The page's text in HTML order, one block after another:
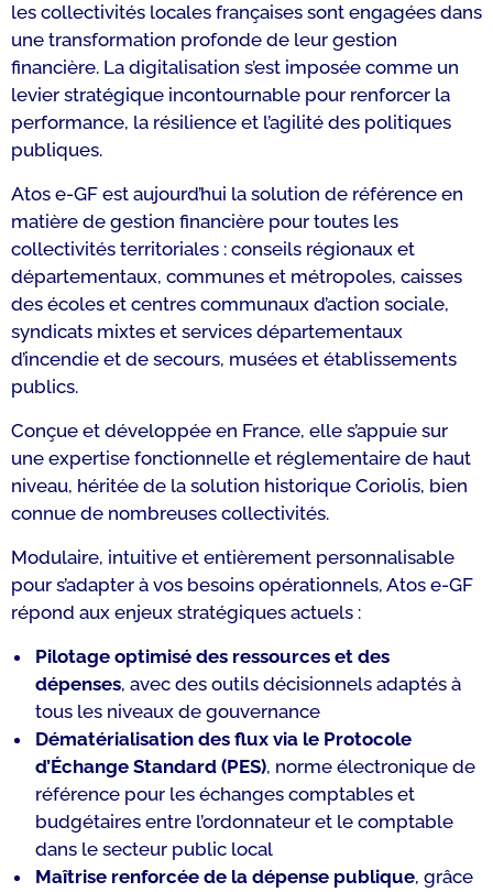
les collectivités locales françaises sont engagées dans
une transformation profonde de leur gestion
financière. La digitalisation s’est imposée comme un
levier stratégique incontournable pour renforcer la
performance, la résilience et l’agilité des politiques
publiques.
Atos e-GF est aujourd’hui la solution de référence en
matière de gestion financière pour toutes les
collectivités territoriales : conseils régionaux et
départementaux, communes et métropoles, caisses
des écoles et centres communaux d’action sociale,
syndicats mixtes et services départementaux
d’incendie et de secours, musées et établissements
publics.
Conçue et développée en France, elle s’appuie sur
une expertise fonctionnelle et réglementaire de haut
niveau, héritée de la solution historique Coriolis, bien
connue de nombreuses collectivités.
Modulaire, intuitive et entièrement personnalisable
pour s’adapter à vos besoins opérationnels, Atos e-GF
répond aux enjeux stratégiques actuels :
Pilotage optimisé des ressources et des
dépenses, avec des outils décisionnels adaptés à
tous les niveaux de gouvernance
Dématérialisation des flux via le Protocole
d’Échange Standard (PES), norme électronique de
référence pour les échanges comptables et
budgétaires entre l’ordonnateur et le comptable
dans le secteur public local
Maîtrise renforcée de la dépense publique, grâce